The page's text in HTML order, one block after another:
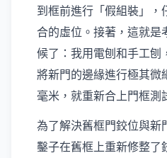
到框前進行「假組裝」，
合的虛位。接著，這就是
候了：我用電刨和手工刨
將新門的邊緣進行極其微
毫米，就重新合上門框測
為了解決舊框門鉸位與新
鑿子在舊框上重新修整了